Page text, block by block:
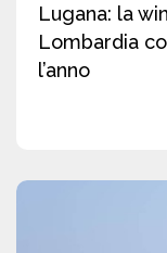
Lugana: la
Lombardia
l’anno